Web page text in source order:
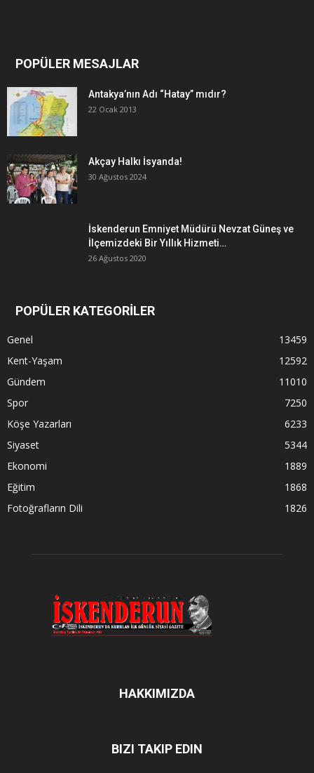
POPÜLER MESAJLAR
Antakya’nın Adı “Hatay” mıdır?
22 Ocak 2013
Akçay Halkı İsyanda!
30 Ağustos 2024
İskenderun Emniyet Müdürü Nevzat Güneş ve
İlçemizdeki Bir Yıllık Hizmeti…
26 Ağustos 2020
POPÜLER KATEGORİLER
Genel
13459
Kent-Yaşam
12592
Gündem
11010
Spor
7250
Köşe Yazarları
6233
Siyaset
5344
Ekonomi
1889
Eğitim
1868
Fotoğrafların Dili
1826
HAKKIMIZDA
BIZI TAKIP EDIN